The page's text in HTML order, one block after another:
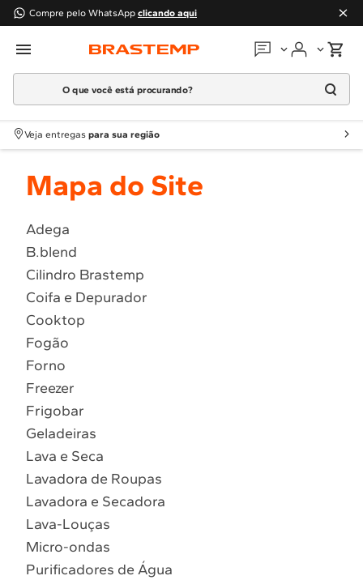
Compre pelo WhatsApp clicando aqui
Em que podemos
Atendimento Brastemp
Localizar assistência técnica
O que você está procurando?
Termos mais buscados
1º Geladeira
2
Fogao
4 º Lava Louça
5 º Cooktop
6º Microondas Brastemp
7º Forno
8º Embutir
9º Lava Seca
Veja entregas para sua região
Mapa do Site
Adega
B.blend
Cilindro Brastemp
Coifa e Depurador
Cooktop
Fogão
Forno
Freezer
Frigobar
Geladeiras
Lava e Seca
Lavadora de Roupas
Lavadora e Secadora
Lava-Louças
Micro-ondas
Purificadores de Água